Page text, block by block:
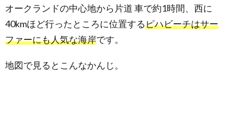
オークランドの中心地から片道 車で約1時間、西に
40kmほど行ったところに位置するピハビーチはサー
ファーにも人気な海岸です。
地図で見るとこんなかんじ。